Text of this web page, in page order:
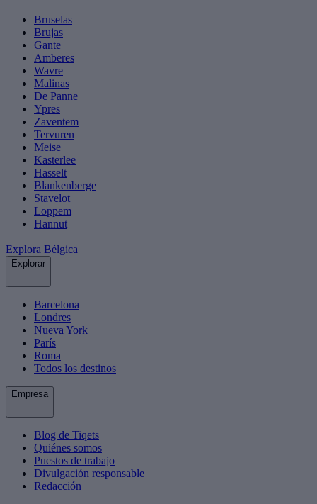
Bruselas
Brujas
Gante
Amberes
Wavre
Malinas
De Panne
Ypres
Zaventem
Tervuren
Meise
Kasterlee
Hasselt
Blankenberge
Stavelot
Loppem
Hannut
Explora Bélgica
Explorar
Barcelona
Londres
Nueva York
París
Roma
Todos los destinos
Empresa
Blog de Tiqets
Quiénes somos
Puestos de trabajo
Divulgación responsable
Redacción